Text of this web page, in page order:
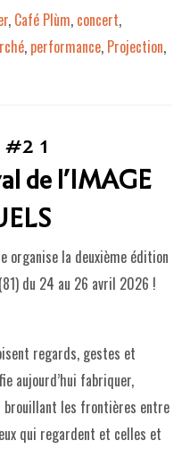
, Café Plùm, concert,
, performance, Projection,
de l’IMAGE
organise la deuxième édition
du 24 au 26 avril 2026 !
regards, gestes et
aujourd’hui fabriquer,
brouillant les frontières entre
qui regardent et celles et